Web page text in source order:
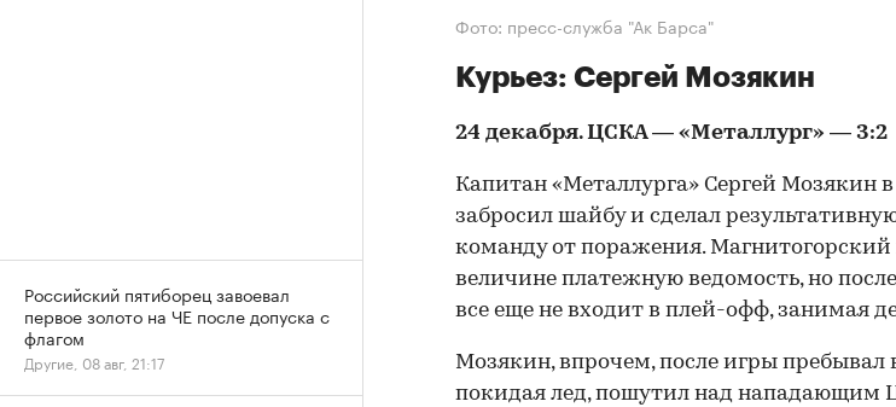
Фото: пресс-служба "Ак Барса"
Курьез: Сергей Мозякин
24 декабря. ЦСКА — «Металлург» — 3:2
Капитан «Металлурга» Сергей Мозякин
забросил шайбу и сделал
команду от поражения. Магнитогорский
величине платежную ведомость, но
все еще не входит в плей-офф, занимая
Мозякин, впрочем, после игры пребывал
покидая лед, пошутил над нападающим
Российский пятиборец завоевал
первое золото на ЧЕ после допуска с
флагом
Другие, 08 авг, 21:17